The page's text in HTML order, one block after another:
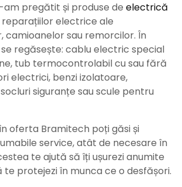
am pregătit și produse de electrică
reparațiilor electrice ale
camioanelor sau remorcilor. În
regăsește: cablu electric special
tub termocontrolabil cu sau fără
electrici, benzi izolatoare,
siguranțe sau scule pentru
oferta Bramitech poți găsi și
service, atât de necesare în
te ajută să îți ușurezi anumite
te protejezi în munca ce o desfășori.